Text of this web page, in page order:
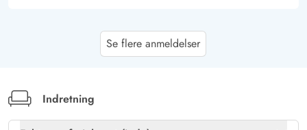
Bernhard Wiesner
Det er et meget hyggeligt sommerhus. For 6 personer er
Se flere anmeldelser
Indretning